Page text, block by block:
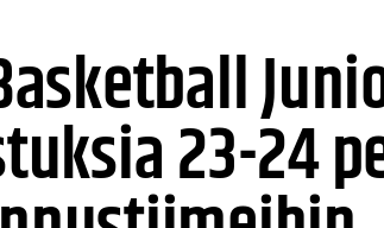
23-24